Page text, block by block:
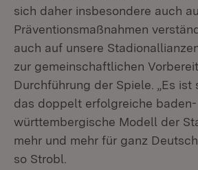
sich daher insbesondere auch
Präventionsmaßnahmen
auch auf unsere
zur gemeinschaftlichen
Durchführung der Spiele. „Es ist
das doppelt erfolgreiche baden-
württembergische Modell der
mehr und mehr für ganz
so Strobl.